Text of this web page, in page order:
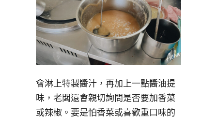
會淋上特製醬汁，再加上一點醬油提
味，老闆還會親切詢問是否要加香菜
或辣椒。要是怕香菜或喜歡重口味的